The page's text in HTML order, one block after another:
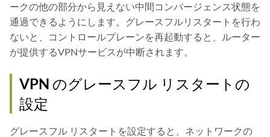
ークの他の部分から見えない中間コンバージェンス状態を
通過できるようにします。グレースフルリスタートを行わ
ないと、コントロールプレーンを再起動すると、ルーター
が提供するVPNサービスが中断されます。
VPN のグレースフル リスタートの
設定
グレースフル リスタートを設定すると、ネットワークの